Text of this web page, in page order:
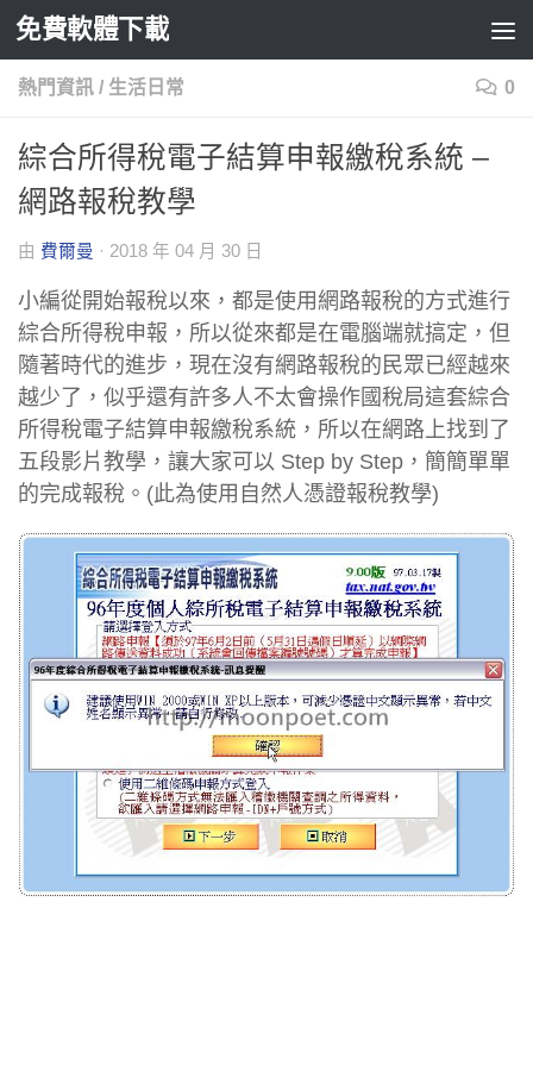
Skip to content
免費軟體下載
熱門資訊 / 生活日常 0
綜合所得稅電子結算申報繳稅系統 –
網路報稅教學
由 費爾曼 · 2018 年 04 月 30 日
小編從開始報稅以來，都是使用網路報稅的方式進行
綜合所得稅申報，所以從來都是在電腦端就搞定，但
隨著時代的進步，現在沒有網路報稅的民眾已經越來
越少了，似乎還有許多人不太會操作國稅局這套綜合
所得稅電子結算申報繳稅系統，所以在網路上找到了
五段影片教學，讓大家可以 Step by Step，簡簡單單
的完成報稅。(此為使用自然人憑證報稅教學)